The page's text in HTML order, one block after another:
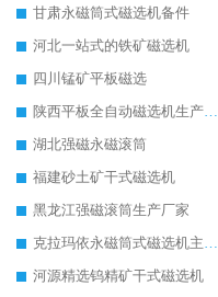
甘肃永磁筒式磁选机备件
河北一站式的铁矿磁选机
四川锰矿平板磁选
陕西平板全自动磁选机生产厂家
湖北强磁永磁滚筒
福建砂土矿干式磁选机
黑龙江强磁滚筒生产厂家
克拉玛依永磁筒式磁选机主要技术参数
河源精选钨精矿干式磁选机